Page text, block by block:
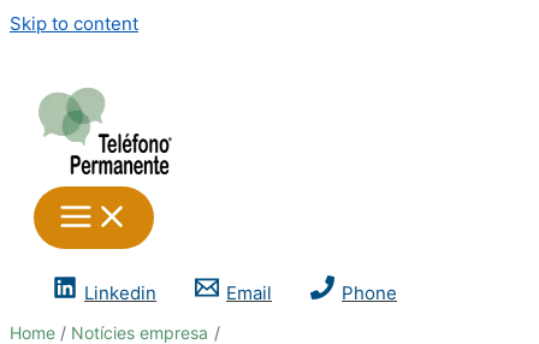
Skip to content
Linkedin Email Phone
Home
Notícies empresa